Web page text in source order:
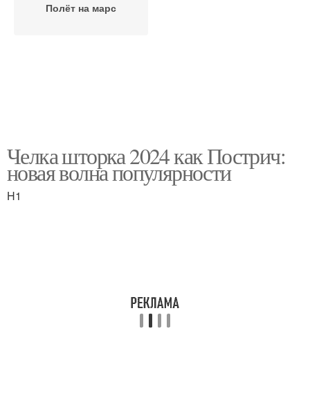
Полёт на марс
Челка шторка 2024 как Пострич:
новая волна популярности
H1